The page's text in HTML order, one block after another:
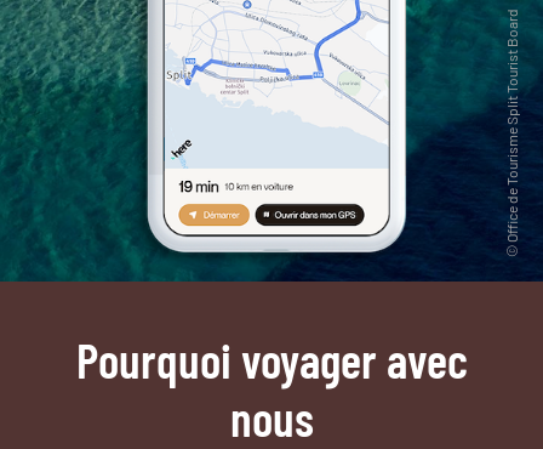
Pourquoi voyager avec
nous